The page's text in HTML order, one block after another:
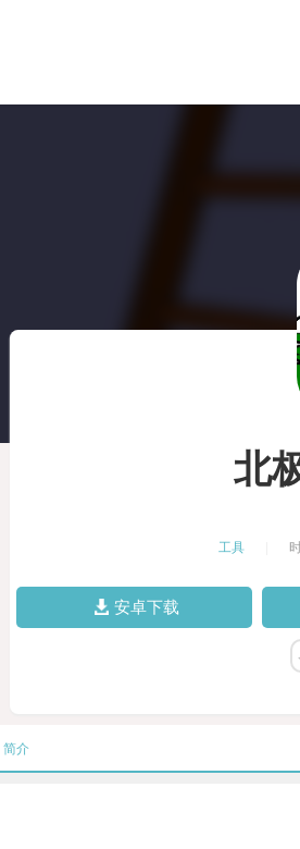
北
工具
安卓下载
简介